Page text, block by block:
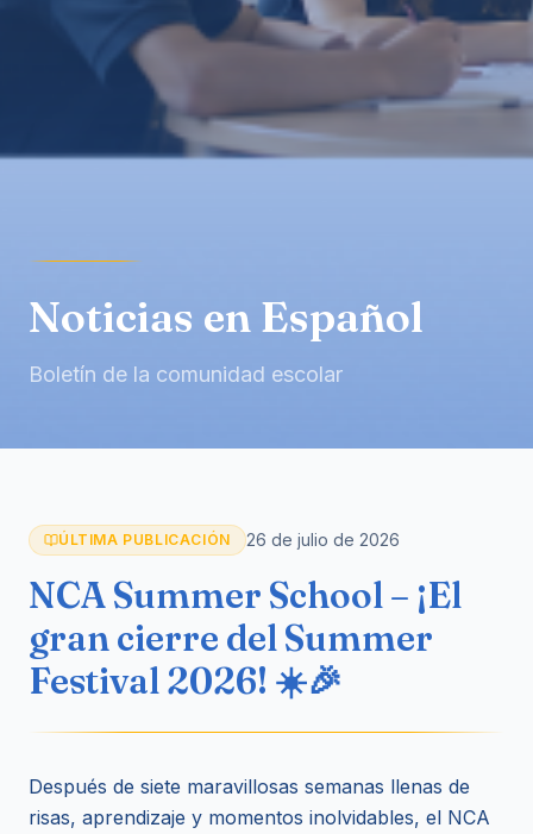
Noticias en Español
Boletín de la comunidad escolar
ÚLTIMA PUBLICACIÓN 26 de julio de 2026
NCA Summer School – ¡El
gran cierre del Summer
Festival 2026! ☀️🎉
Después de siete maravillosas semanas llenas de
risas, aprendizaje y momentos inolvidables, el NCA